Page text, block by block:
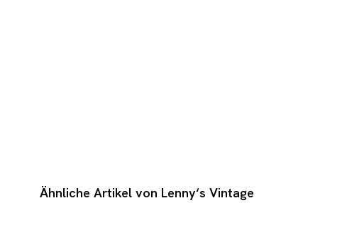
Ähnliche Artikel von Lenny‘s Vintage